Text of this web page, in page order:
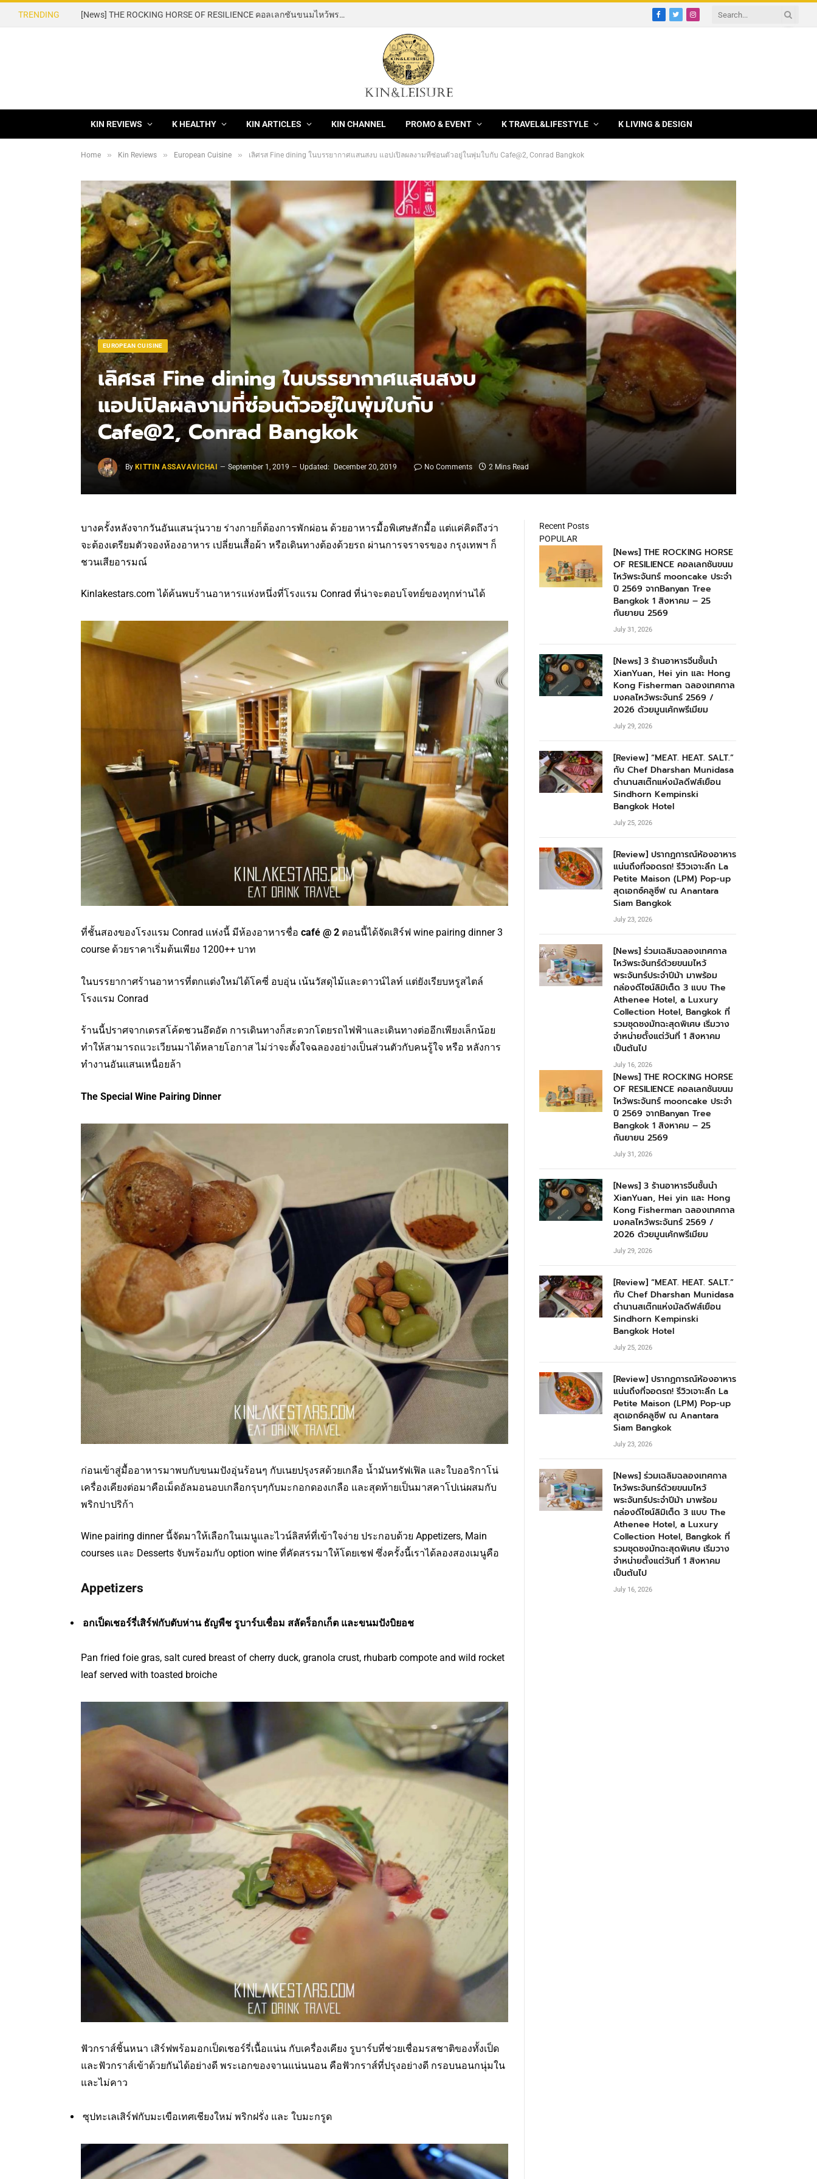
TRENDING [News] THE ROCKING HORSE OF RESILIENCE คอลเลกชันขนมไหว้พระจันทร์ mooncake ประจำปี 2569 จากBanyan Tree Bangkok 1 สิงหาคม – 25 กันยายน 2569
Facebook
TwitterInstagram
KIN REVIEWS K HEALTHY KIN ARTICLES KIN CHANNEL PROMO & EVENT K TRAVEL&LIFESTYLE K LIVING & DESIGN
Home » Kin Reviews » European Cuisine » เลิศรส Fine dining ในบรรยากาศแสนสงบ แอปเปิลผลงามที่ซ่อนตัวอยู่ในพุ่มใบกับ Cafe@2, Conrad Bangkok
EUROPEAN CUISINE
เลิศรส Fine dining ในบรรยากาศแสนสงบ
แอปเปิลผลงามที่ซ่อนตัวอยู่ในพุ่มใบกับ
Cafe@2, Conrad Bangkok
By KITTIN ASSAVAVICHAI September 1, 2019 Updated: December 20, 2019 No Comments 2 Mins Read
บางครั้งหลังจากวันอันแสนวุ่นวาย ร่างกายก็ต้องการพักผ่อน ด้วยอาหารมื้อพิเศษสักมื้อ แต่แค่คิดถึงว่า
จะต้องเตรียมตัวจองห้องอาหาร เปลี่ยนเสื้อผ้า หรือเดินทางต้องด้วยรถ ผ่านการจราจรของ กรุงเทพฯ ก็
ชวนเสียอารมณ์
Kinlakestars.com ได้ค้นพบร้านอาหารแห่งหนึ่งที่โรงแรม Conrad ที่น่าจะตอบโจทย์ของทุกท่านได้
ที่ชั้นสองของโรงแรม Conrad แห่งนี้ มีห้องอาหารชื่อ café @ 2 ตอนนี้ได้จัดเสิร์ฟ wine pairing dinner 3
course ด้วยราคาเริ่มต้นเพียง 1200++ บาท
ในบรรยากาศร้านอาหารที่ตกแต่งใหม่ได้โคซี่ อบอุ่น เน้นวัสดุไม้และดาวน์ไลท์ แต่ยังเรียบหรูสไตล์
โรงแรม Conrad
ร้านนี้ปราศจากเดรสโค้ดชวนอึดอัด การเดินทางก็สะดวกโดยรถไฟฟ้าและเดินทางต่ออีกเพียงเล็กน้อย
ทำให้สามารถแวะเวียนมาได้หลายโอกาส ไม่ว่าจะตั้งใจฉลองอย่างเป็นส่วนตัวกับคนรู้ใจ หรือ หลังการ
ทำงานอันแสนเหนื่อยล้า
The Special Wine Pairing Dinner
ก่อนเข้าสู่มื้ออาหารมาพบกับขนมปังอุ่นร้อนๆ กับเนยปรุงรสด้วยเกลือ น้ำมันทรัฟเฟิล และใบออริกาโน่
เครื่องเคียงต่อมาคือเม็ดอัลมอนอบเกลือกรุบๆกับมะกอกดองเกลือ และสุดท้ายเป็นมาสคาโปเน่ผสมกับ
พริกปาปริก้า
Wine pairing dinner นี้จัดมาให้เลือกในเมนูและไวน์ลิสท์ที่เข้าใจง่าย ประกอบด้วย Appetizers, Main
courses และ Desserts จับพร้อมกับ option wine ที่คัดสรรมาให้โดยเชฟ ซึ่งครั้งนี้เราได้ลองสองเมนูคือ
Appetizers
อกเป็ดเชอร์รี่เสิร์ฟกับตับห่าน ธัญพืช รูบาร์บเชื่อม สลัดร็อกเก็ต และขนมปังบิยอช
Pan fried foie gras, salt cured breast of cherry duck, granola crust, rhubarb compote and wild rocket
leaf served with toasted broiche
ฟัวกราส์ชิ้นหนา เสิร์ฟพร้อมอกเป็ดเชอร์รี่เนื้อแน่น กับเครื่องเคียง รูบาร์บที่ช่วยเชื่อมรสชาติของทั้งเป็ด
และฟัวกราส์เข้าด้วยกันได้อย่างดี พระเอกของจานแน่นนอน คือฟัวกราส์ที่ปรุงอย่างดี กรอบนอนกนุ่มใน
และไม่คาว
ซุปทะเลเสิร์ฟกับมะเขือเทศเชียงใหม่ พริกฝรั่ง และ ใบมะกรูด
Recent Posts
POPULAR
[News] THE ROCKING HORSE
OF RESILIENCE คอลเลกชันขนม
ไหว้พระจันทร์ mooncake ประจำ
ปี 2569 จากBanyan Tree
Bangkok 1 สิงหาคม – 25
กันยายน 2569
July 31, 2026
[News] 3 ร้านอาหารจีนชั้นนำ
XianYuan, Hei yin และ Hong
Kong Fisherman ฉลองเทศกาล
มงคลไหว้พระจันทร์ 2569 /
2026 ด้วยมูนเค้กพรีเมียม
July 29, 2026
[Review] “MEAT. HEAT. SALT.”
กับ Chef Dharshan Munidasa
ตำนานสเต๊กแห่งมัลดีฟส์เยือน
Sindhorn Kempinski
Bangkok Hotel
July 25, 2026
[Review] ปรากฏการณ์ห้องอาหาร
แน่นถึงที่จอดรถ! รีวิวเจาะลึก La
Petite Maison (LPM) Pop-up
สุดเอกซ์คลูซีฟ ณ Anantara
Siam Bangkok
July 23, 2026
[News] ร่วมเฉลิมฉลองเทศกาล
ไหว้พระจันทร์ด้วยขนมไหว้
พระจันทร์ประจำปีม้า มาพร้อม
กล่องดีไซน์ลิมิเต็ด 3 แบบ The
Athenee Hotel, a Luxury
Collection Hotel, Bangkok ที่
รวมชุดชงมัทฉะสุดพิเศษ เริ่มวาง
จำหน่ายตั้งแต่วันที่ 1 สิงหาคม
เป็นต้นไป
July 16, 2026
[News] THE ROCKING HORSE
OF RESILIENCE คอลเลกชันขนม
ไหว้พระจันทร์ mooncake ประจำ
ปี 2569 จากBanyan Tree
Bangkok 1 สิงหาคม – 25
กันยายน 2569
July 31, 2026
[News] 3 ร้านอาหารจีนชั้นนำ
XianYuan, Hei yin และ Hong
Kong Fisherman ฉลองเทศกาล
มงคลไหว้พระจันทร์ 2569 /
2026 ด้วยมูนเค้กพรีเมียม
July 29, 2026
[Review] “MEAT. HEAT. SALT.”
กับ Chef Dharshan Munidasa
ตำนานสเต๊กแห่งมัลดีฟส์เยือน
Sindhorn Kempinski
Bangkok Hotel
July 25, 2026
[Review] ปรากฏการณ์ห้องอาหาร
แน่นถึงที่จอดรถ! รีวิวเจาะลึก La
Petite Maison (LPM) Pop-up
สุดเอกซ์คลูซีฟ ณ Anantara
Siam Bangkok
July 23, 2026
[News] ร่วมเฉลิมฉลองเทศกาล
ไหว้พระจันทร์ด้วยขนมไหว้
พระจันทร์ประจำปีม้า มาพร้อม
กล่องดีไซน์ลิมิเต็ด 3 แบบ The
Athenee Hotel, a Luxury
Collection Hotel, Bangkok ที่
รวมชุดชงมัทฉะสุดพิเศษ เริ่มวาง
จำหน่ายตั้งแต่วันที่ 1 สิงหาคม
เป็นต้นไป
July 16, 2026